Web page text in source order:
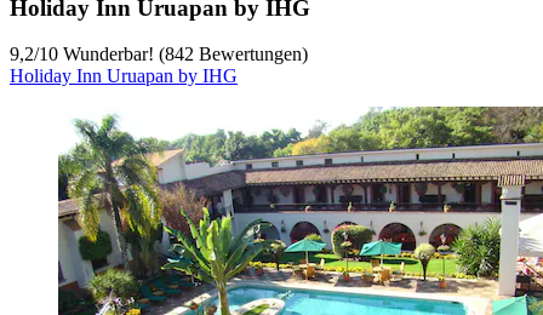
Holiday Inn Uruapan by IHG
9,2/10 Wunderbar! (842 Bewertungen)
Holiday Inn Uruapan by IHG